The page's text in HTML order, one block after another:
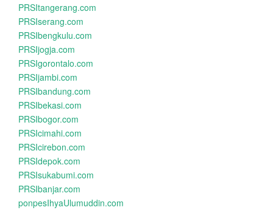
PRSItangerang.com
PRSIserang.com
PRSIbengkulu.com
PRSIjogja.com
PRSIgorontalo.com
PRSIjambi.com
PRSIbandung.com
PRSIbekasi.com
PRSIbogor.com
PRSIcimahi.com
PRSIcirebon.com
PRSIdepok.com
PRSIsukabumi.com
PRSIbanjar.com
ponpesIhyaUlumuddin.com